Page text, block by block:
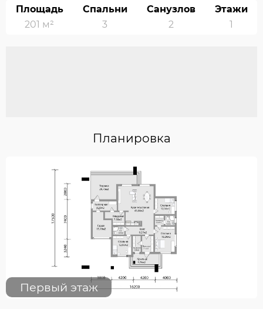
Площадь
201 м²
Спальни
3
Санузлов
2
Этажи
1
Планировка
Первый этаж